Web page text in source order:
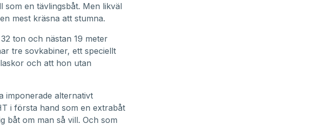
en tävlingsbåt. Men likväl
mest kräsna att stumna.
ton och nästan 19 meter
tre sovkabiner, ett speciellt
och att hon utan
imponerade alternativt
i första hand som en extrabåt
båt om man så vill. Och som